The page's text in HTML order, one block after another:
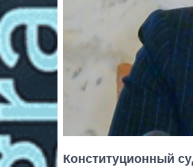
Конституционный